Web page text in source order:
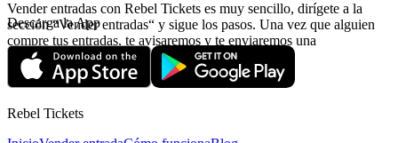
Vender entradas con Rebel Tickets es muy sencillo, dirígete a la
sección “Vender entradas“ y sigue los pasos. Una vez que alguien
compre tus entradas, te avisaremos y te enviaremos una
confirmación con la información relativa al pago.
Descarga la App
Rebel Tickets